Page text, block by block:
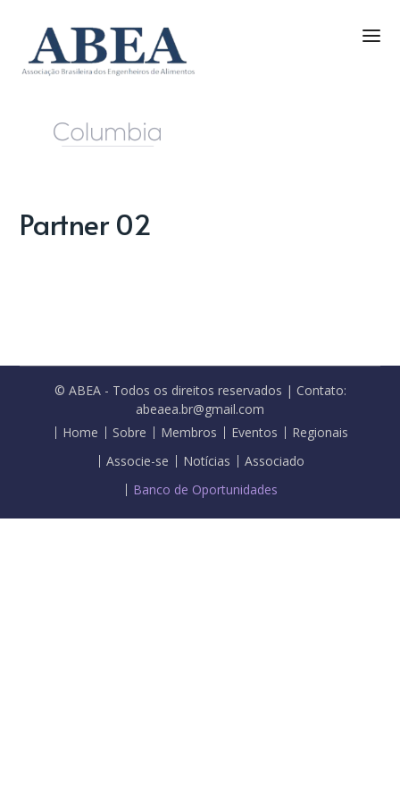
Partner 02
© ABEA - Todos os direitos reservados | Contato:
abeaea.br@gmail.com
Home
Sobre Membros Eventos
Regionais
Associe-se
Notícias
Associado
Banco de Oportunidades